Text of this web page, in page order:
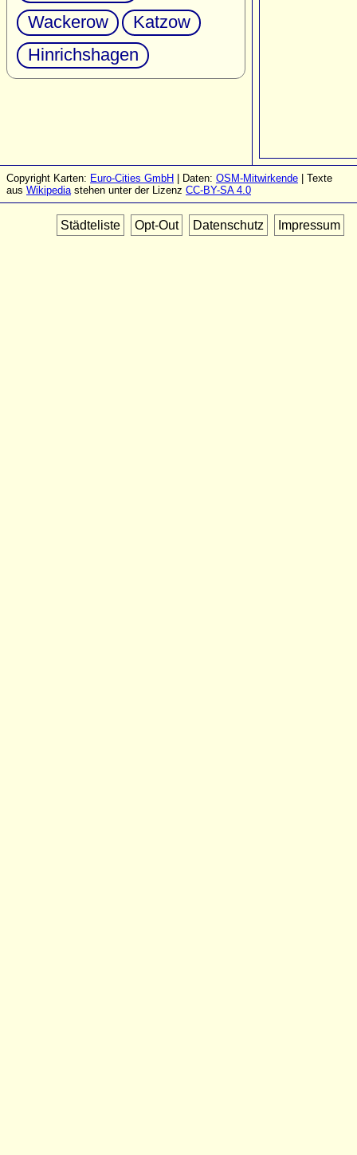
Wackerow
Katzow
Hinrichshagen
Copyright Karten: Euro-Cities GmbH | Daten: OSM-Mitwirkende | Texte
aus Wikipediastehen unter der Lizenz CC-BY-SA 4.0
Städteliste Opt-Out Datenschutz Impressum